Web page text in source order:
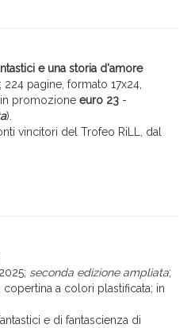
e una storia d'amore
pagine, formato 17x24,
promozione euro 23 -
).
vincitori del Trofeo RiLL, dal
seconda edizione ampliata;
a colori plastificata; in
e di fantascienza di